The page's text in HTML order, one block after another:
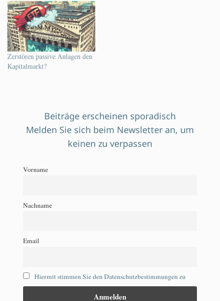
Zerstören passive Anlagen den
Kapitalmarkt?
Beiträge erscheinen sporadisch
Melden Sie sich beim Newsletter an, um
keinen zu verpassen
Vorname
Nachname
Email
Hiermit stimmen Sie den Datenschutzbestimmungen zu